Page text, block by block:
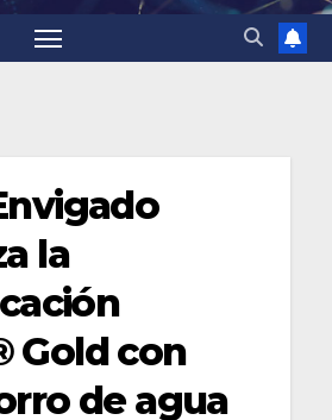
la
Gold con
de agua